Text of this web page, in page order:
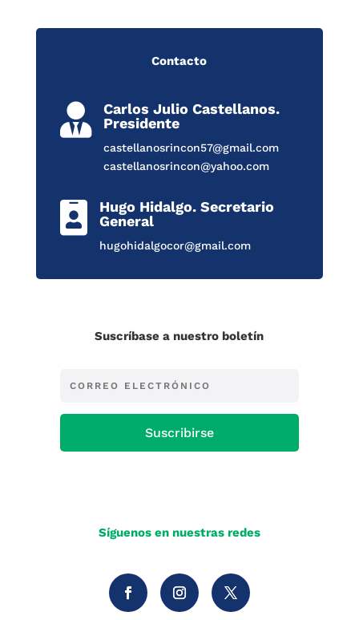
Contacto

Carlos Julio Castellanos.
Presidente
castellanosrincon57@gmail.com
castellanosrincon@yahoo.com

Hugo Hidalgo. Secretario
General
hugohidalgocor@gmail.com
Suscríbase a nuestro boletín
Suscribirse
Síguenos en nuestras redes